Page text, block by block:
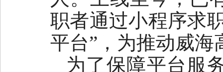
职者通过小程序求
平台”，为推动威
为了保障平台服